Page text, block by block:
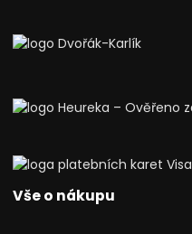
Vše o nákupu